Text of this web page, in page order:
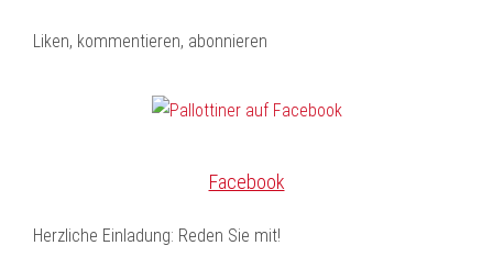
Liken, kommentieren, abonnieren
Facebook
Herzliche Einladung: Reden Sie mit!